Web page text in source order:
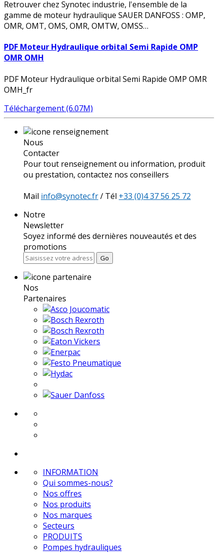
Retrouver chez Synotec industrie, l'ensemble de la
gamme de moteur hydraulique SAUER DANFOSS : OMP,
OMR, OMT, OMS, OMR, OMTW, OMSS…
PDF Moteur Hydraulique orbital Semi Rapide OMP
OMR OMH
PDF Moteur Hydraulique orbital Semi Rapide OMP OMR
OMH_fr
Téléchargement (6.07M)
Nous
Contacter
Pour tout renseignement ou information, produit
ou prestation, contactez nos conseillers
Mail info@synotec.fr/ Tél +33 (0)4 37 56 25 72
Notre
Newsletter
Soyez informé des dernières nouveautés et des
promotions
Go
Nos
Partenaires
INFORMATION
Qui sommes-nous?
Nos offres
Nos produits
Nos marques
Secteurs
PRODUITS
Pompes hydrauliques